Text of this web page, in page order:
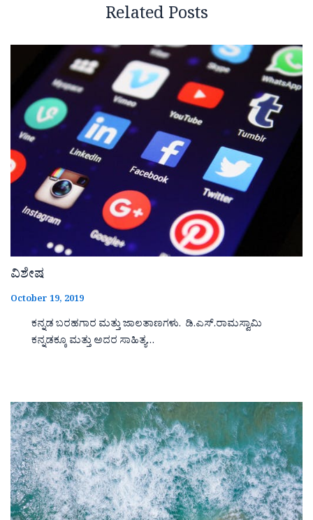
Related Posts
ವಿಶೇಷ
October 19, 2019
ಕನ್ನಡ ಬರಹಗಾರ ಮತ್ತು ಜಾಲತಾಣಗಳು. ಡಿ.ಎಸ್.ರಾಮಸ್ವಾಮಿ
ಕನ್ನಡಕ್ಕೂ ಮತ್ತು ಅದರ ಸಾಹಿತ್ಯ…